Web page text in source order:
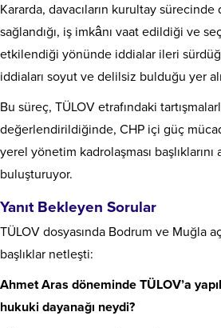
Kararda, davacıların kurultay
sağlandığı, iş imkânı vaat edildiği ve
etkilendiği yönünde iddialar ileri
iddiaları soyut ve delilsiz bulduğu yer
Bu süreç, TÜLOV etrafındaki
değerlendirildiğinde, CHP içi güç
yerel yönetim kadrolaşması başlıklarını
buluşturuyor.
Yanıt Bekleyen Sorular
TÜLOV dosyasında Bodrum ve Muğla
başlıklar netleşti:
Ahmet Aras döneminde TÜLOV’a
hukuki dayanağı neydi?